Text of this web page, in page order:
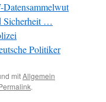
Sicherheit …
Politiker
mitAllgemein
.